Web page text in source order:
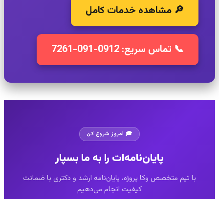
🔎 مشاهده خدمات کامل
📞 تماس سریع: 0912-091-7261
🎓 امروز شروع کن
پایان‌نامه‌ات را به ما بسپار
با تیم متخصص وکا پروژه، پایان‌نامه ارشد و دکتری با ضمانت
کیفیت انجام می‌دهیم